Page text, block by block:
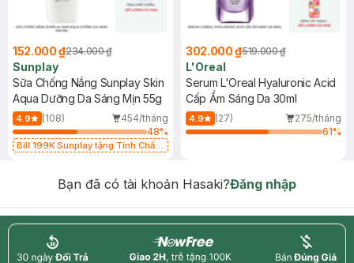
152.000 ₫234.000 ₫
Sunplay
Sữa Chống Nắng Sunplay Skin
Aqua Dưỡng Da Sáng Mịn 55g
4.9 (108)
454/tháng
48%
Bill 199K Sunplay tặng Tinh Chất
302.000 ₫519.000 ₫
L'Oreal
Serum L'Oreal Hyaluronic Acid
Cấp Ẩm Sáng Da 30ml
4.9 (27)
275/tháng
61%
Bạn đã có tài khoản Hasaki?Đăng nhập